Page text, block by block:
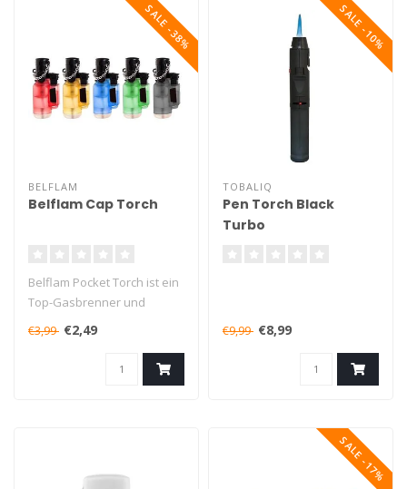
SALE -38%
BELFLAM
Belflam Cap Torch
Belflam Pocket Torch ist ein
Top-Gasbrenner und
schont den Geldbeutel!
Das Feu..
€3,99 €2,49
SALE -10%
TOBALIQ
Pen Torch Black
Turbo
€9,99 €8,99
SALE -17%